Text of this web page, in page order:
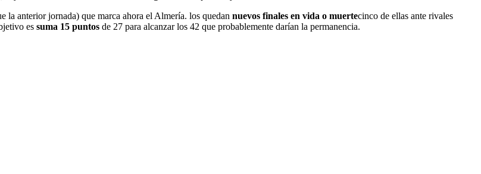
la anterior jornada) que marca ahora el Almería. los quedan nuevos finales en vida o muertecinco de ellas ante rivales
es suma 15 puntos de 27 para alcanzar los 42 que probablemente darían la permanencia.